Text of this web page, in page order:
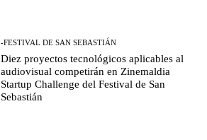
-FESTIVAL DE SAN SEBASTIÁN
Diez proyectos tecnológicos aplicables al
audiovisual competirán en Zinemaldia
Startup Challenge del Festival de San
Sebastián